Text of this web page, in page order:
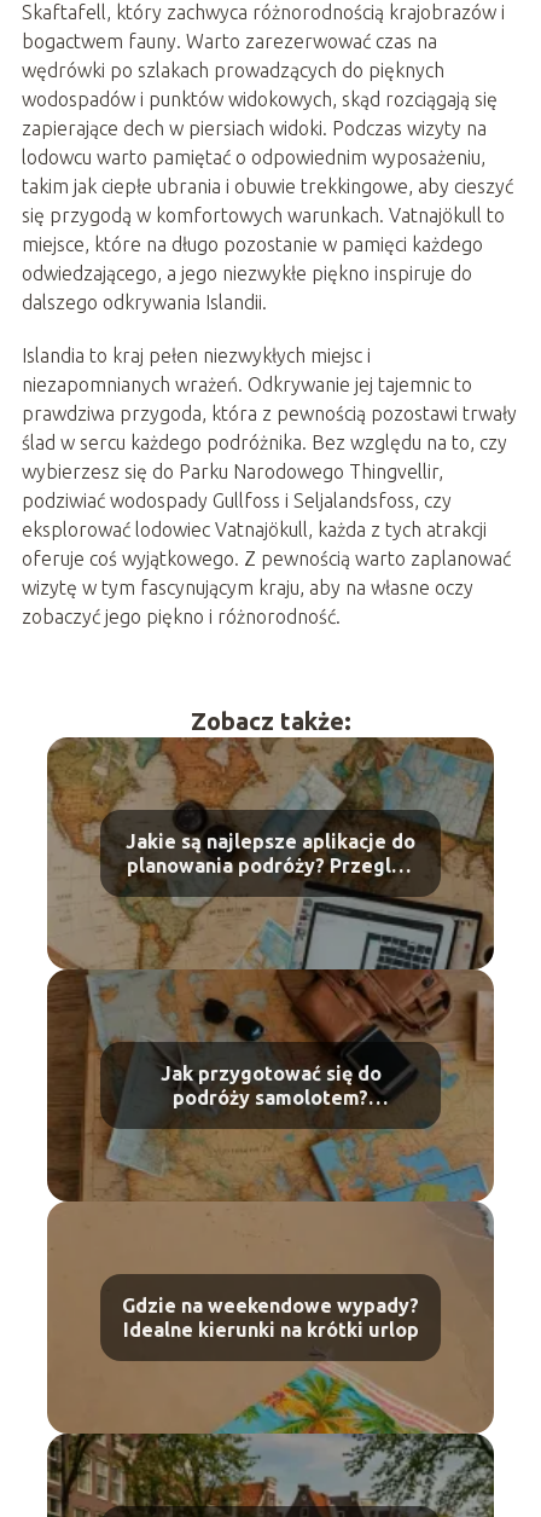
Skaftafell, który zachwyca różnorodnością krajobrazów i
bogactwem fauny. Warto zarezerwować czas na
wędrówki po szlakach prowadzących do pięknych
wodospadów i punktów widokowych, skąd rozciągają się
zapierające dech w piersiach widoki. Podczas wizyty na
lodowcu warto pamiętać o odpowiednim wyposażeniu,
takim jak ciepłe ubrania i obuwie trekkingowe, aby cieszyć
się przygodą w komfortowych warunkach. Vatnajökull to
miejsce, które na długo pozostanie w pamięci każdego
odwiedzającego, a jego niezwykłe piękno inspiruje do
dalszego odkrywania Islandii.
Islandia to kraj pełen niezwykłych miejsc i
niezapomnianych wrażeń. Odkrywanie jej tajemnic to
prawdziwa przygoda, która z pewnością pozostawi trwały
ślad w sercu każdego podróżnika. Bez względu na to, czy
wybierzesz się do Parku Narodowego Thingvellir,
podziwiać wodospady Gullfoss i Seljalandsfoss, czy
eksplorować lodowiec Vatnajökull, każda z tych atrakcji
oferuje coś wyjątkowego. Z pewnością warto zaplanować
wizytę w tym fascynującym kraju, aby na własne oczy
zobaczyć jego piękno i różnorodność.
Zobacz także:
Jakie są najlepsze aplikacje do
planowania podróży? Przegląd
narzędzi dla podróżników
Jak przygotować się do
podróży samolotem?
Praktyczne porady dla
debiutantów
Gdzie na weekendowe wypady?
Idealne kierunki na krótki urlop